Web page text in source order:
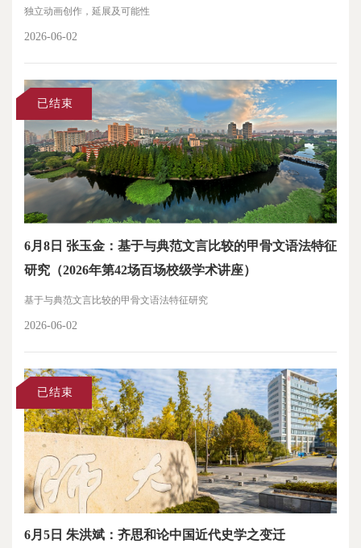
独立动画创作，延展及可能性
2026-06-02
已结束
6月8日 张玉金：基于与典范文言比较的甲骨文语法特征
研究（2026年第42场百场校级学术讲座）
基于与典范文言比较的甲骨文语法特征研究
2026-06-02
已结束
6月5日 朱洪斌：齐思和论中国近代史学之变迁